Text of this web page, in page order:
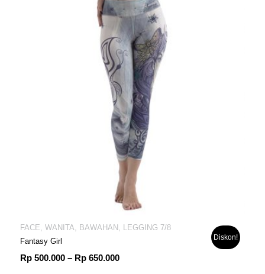
FACE, WANITA, BAWAHAN, LEGGING 7/8
Fantasy Girl
Rp500.000 – Rp650.000Rentang
Diskon!